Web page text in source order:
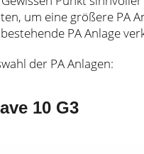
um eine größere PA
PA Anlage
der PA Anlagen:
10 G3